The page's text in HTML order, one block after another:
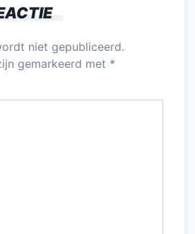
p
niet gepubliceerd.
gemarkeerd met *